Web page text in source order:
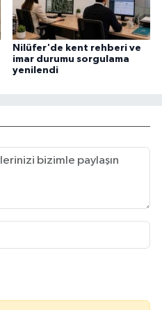
Nilüfer'de kent rehberi ve
imar durumu sorgulama
yenilendi